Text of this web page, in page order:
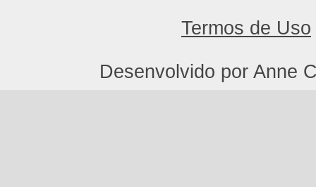
Termos de Uso
Desenvolvido por Anne